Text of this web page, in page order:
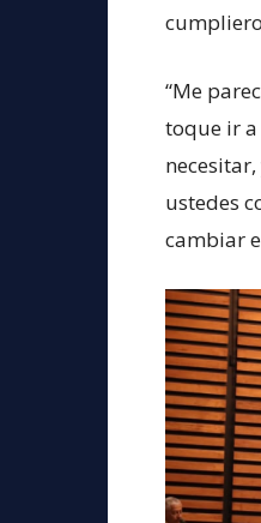
“Me
toque ir a
ustedes
cambiar